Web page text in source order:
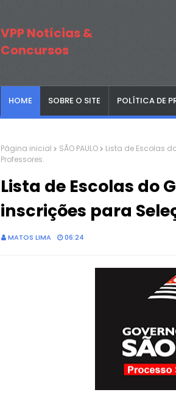
VPP Notícias &
Concursos
HOME SOBRE O SITE POLÍTICA DE
Página inicial SÃO PAULO
Lista de Escolas
Professores.
Lista de Escolas do
inscrições para
MATOS LIMA 06:24